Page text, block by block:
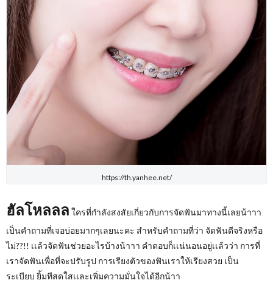
https://th.yanhee.net/
ฮัลโหลลล ใครที่กำลังสงสัยเกี่ยวกับการจัดฟันมาทางนี้เลยน้าาา
เป็นคำถามที่เจอบ่อยมากๆเลยนะคะ สำหรับคำถามที่ว่า จัดฟันดีจริงหรือ
ไม่??!! เเล้วจัดฟันช่วยอะไรบ้างน้าาา คำตอบก็เเน่นอนอยู่เเล้วว่า การที่
เราจัดฟันเพื่อที่จะปรับรูป การเรียงตัวของฟันเราให้เรียงสวย เป็น
ระเบียบ ยิ้มทีสดใสเเละเพิ่มความมั่นใจได้อีกน้าา